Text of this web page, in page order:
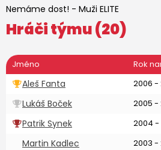
Nemáme dost! - Muži ELITE
Hráči týmu (20)
Jméno Rok
Aleš Fanta 2006 -
Lukáš Boček 2005 -
Patrik Synek 2004 -
Martin Kadlec 2003 -